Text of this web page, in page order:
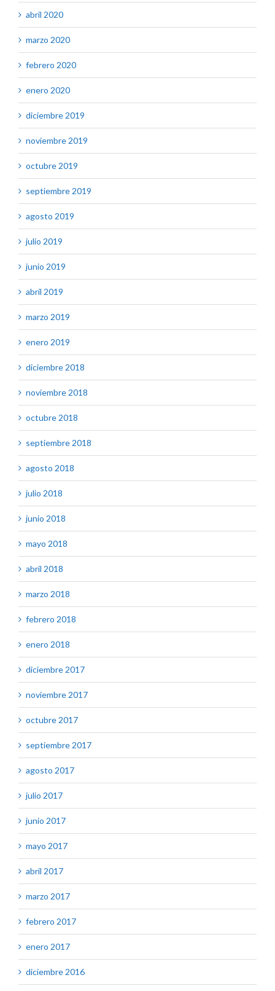
abril 2020
marzo 2020
febrero 2020
enero 2020
diciembre 2019
noviembre 2019
octubre 2019
septiembre 2019
agosto 2019
julio 2019
junio 2019
abril 2019
marzo 2019
enero 2019
diciembre 2018
noviembre 2018
octubre 2018
septiembre 2018
agosto 2018
julio 2018
junio 2018
mayo 2018
abril 2018
marzo 2018
febrero 2018
enero 2018
diciembre 2017
noviembre 2017
octubre 2017
septiembre 2017
agosto 2017
julio 2017
junio 2017
mayo 2017
abril 2017
marzo 2017
febrero 2017
enero 2017
diciembre 2016